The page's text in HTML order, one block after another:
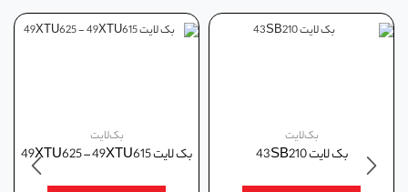
بک‌لایت
بک لايت 43SB210
بک‌لایت
بک لايت 49XTU625 – 49XTU615